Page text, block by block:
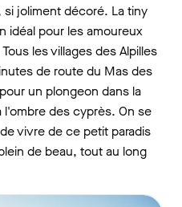
joliment décoré. La tiny
idéal pour les amoureux
les villages des Alpilles
de route du Mas des
un plongeon dans la
des cyprès. On se
vivre de ce petit paradis
de beau, tout au long